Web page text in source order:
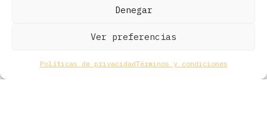
Denegar
Ver preferencias
Políticas de privacidadTérminos y condiciones